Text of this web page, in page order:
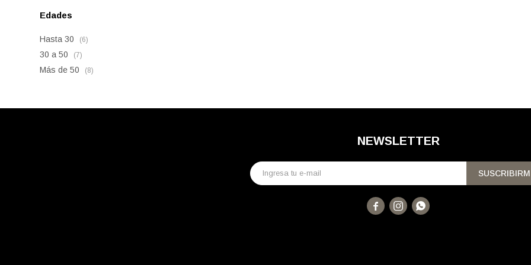
Edades
Hasta 30 (6)
30 a 50 (7)
Más de 50 (8)
NEWSLETTER
  